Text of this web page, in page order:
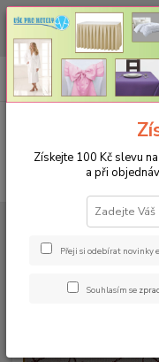
CHCETE NAKOUPIT
+420 773 794 023
Pondělí-pátek 9-16 hodin
UBRUSY
Ubrus
bordo
Získejte 100 Kč slevu
a při
Přeji si odebírat novinky
Souhlasím se